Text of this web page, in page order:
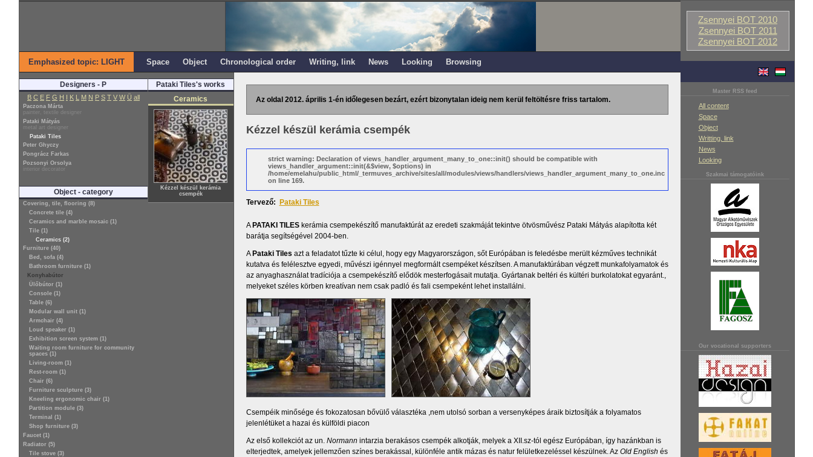
Zsennyei BOT 2010
Zsennyei BOT 2011
Zsennyei BOT 2012
Master RSS feed
All content
Space
Object
Writting, link
News
Looking
Szakmai támogatóink
Our vocational supporters
Emphasized topic: LIGHT Space Object Chronological order Writing, link News Looking Browsing
Designers - P
B C E F G H I K L M N P S T V W Ü all
Paczona Márta
painter, textile designer
Pataki Mátyás
metal art designer
Pataki Tiles
Peter Ghyczy
Pongrácz Farkas
Pozsonyi Orsolya
interior decorator
Object - category
Covering, tile, flooring (8)
Concrete tile (4)
Ceramics and marble mosaic (1)
Tile (1)
Ceramics (2)
Furniture (40)
Bed, sofa (4)
Bathroom furniture (1)
Konyhabútor
Ülőbútor (1)
Console (1)
Table (6)
Modular wall unit (1)
Armchair (4)
Loud speaker (1)
Exhibition screen system (1)
Waiting room furniture for community
spaces (1)
Living-room (1)
Rest-room (1)
Chair (6)
Furniture sculpture (3)
Kneeling ergonomic chair (1)
Partition module (3)
Terminal (1)
Shop furniture (3)
Faucet (1)
Radiator (5)
Tile stove (3)
Pataki Tiles's works
Ceramics
Kézzel készül kerámia
csempék
Az oldal 2012. április 1-én időlegesen bezárt, ezért bizonytalan ideig nem kerül feltöltésre friss tartalom.
Kézzel készül kerámia csempék
strict warning: Declaration of views_handler_argument_many_to_one::init() should be compatible with
views_handler_argument::init(&$view, $options) in
/home/emelahu/public_html/_termuves_archive/sites/all/modules/views/handlers/views_handler_argument_many_to_one.inc
on line 169.
Tervező: Pataki Tiles
A PATAKI TILESkerámia csempekészítő manufaktúrát az eredeti szakmáját tekintve ötvösművész Pataki Mátyás alapította két
barátja segítségével 2004-ben.
APataki Tiles azt a feladatot tűzte ki célul, hogy egy Magyarországon, sőt Európában is feledésbe merült kézműves technikát
kutatva és felélesztve egyedi, művészi igénnyel megformált csempéket készítsen. A manufaktúrában végzett munkafolyamatok és
az anyaghasználat tradíciója a csempekészítő elődök mesterfogásait mutatja. Gyártanak beltéri és kültéri burkolatokat egyaránt.,
melyeket széles körben kreatívan nem csak padló és fali csempeként lehet installálni.
Csempéik minősége és fokozatosan bővülő választéka ,nem utolsó sorban a versenyképes áraik biztosítják a folyamatos
jelenlétüket a hazai és külföldi piacon
Az első kollekciót az un. Normann intarzia berakásos csempék alkotják, melyek a XII.sz-tól egész Európában, így hazánkban is
elterjedtek, amelyek jellemzően színes berakással, különféle antik mázas és natur felületkezeléssel készülnek. Az Old English és